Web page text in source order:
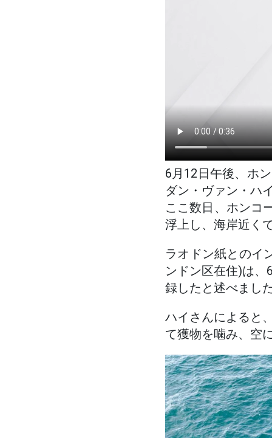
6月12日午後、ホ
ダン・ヴァン・ハ
ここ数日、ホンコ
浮上し、海岸近く
ラオドン紙とのイ
ンドン区在住)は
録したと述べまし
ハイさんによると
て獲物を噛み、空